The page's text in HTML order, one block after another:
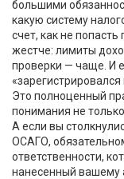
большими
какую систему
счет, как не
жестче: лимиты
проверки — чаще. И
Это полноценный
понимания не
А если вы
ОСАГО,
ответственности,
нанесенный вашему